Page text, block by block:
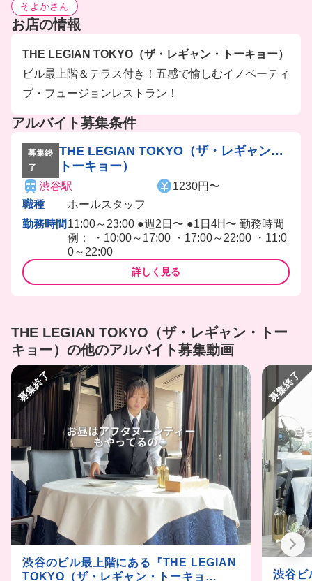
そよかさん
お店の情報
THE LEGIAN TOKYO（ザ・レギャン・トーキョー）
ビル最上階＆テラス付き！五感で愉しむイノベーティ
ブ・フュージョンレストラン！
アルバイト募集条件
募集終
了
THE LEGIAN TOKYO（ザ・レギャン・
トーキョー）
渋谷駅
1230円〜
職種
ホールスタッフ
勤務時間 11:00～23:00 ●週2日〜 ●1日4H〜 勤務時間
例： ・10:00～17:00 ・17:00～22:00 ・11:0
0～22:00
詳しく見る
THE LEGIAN TOKYO（ザ・レギャン・トー
キョー）の他のアルバイト募集動画
募集終了
渋谷のビル最上階にある『THE LEGIAN
TOKYO（ザ・レギャン・トーキョ
募集終了
渋谷ビ